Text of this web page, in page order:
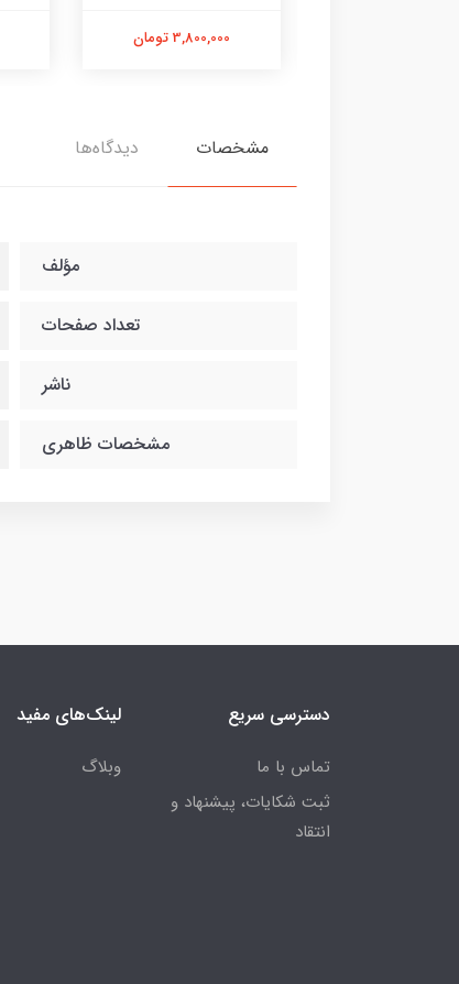
3,800,000 تومان
مشخصات دیدگاه‌ها
مؤلف
تعداد صفحات
ناشر
مشخصات ظاهری
دسترسی سریع
تماس با ما
ثبت شکایات، پیشنهاد و
انتقاد
لینک‌های مفید
وبلاگ